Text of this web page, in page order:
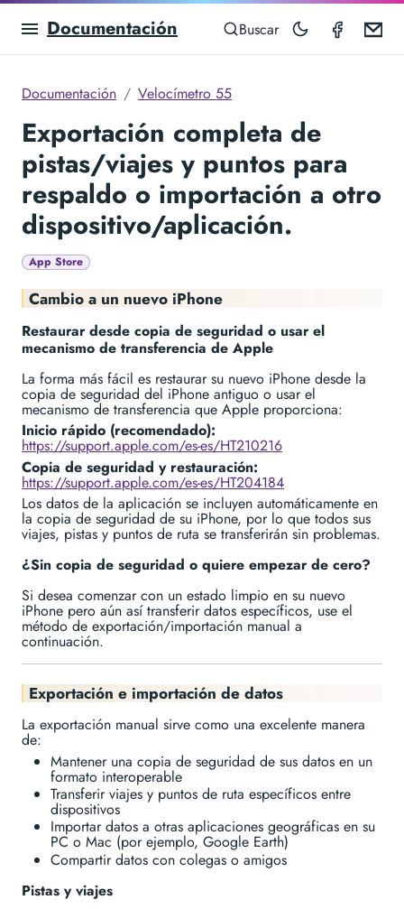
Documentación Buscar
Documentación Velocímetro 55
Exportación completa de
pistas/viajes y puntos para
respaldo o importación a otro
dispositivo/aplicación.
App Store
Cambio a un nuevo iPhone
Restaurar desde copia de seguridad o usar el
mecanismo de transferencia de Apple
La forma más fácil es restaurar su nuevo iPhone desde la
copia de seguridad del iPhone antiguo o usar el
mecanismo de transferencia que Apple proporciona:
Inicio rápido (recomendado):
https://support.apple.com/es-es/HT210216
Copia de seguridad y restauración:
https://support.apple.com/es-es/HT204184
Los datos de la aplicación se incluyen automáticamente en
la copia de seguridad de su iPhone, por lo que todos sus
viajes, pistas y puntos de ruta se transferirán sin problemas.
¿Sin copia de seguridad o quiere empezar de cero?
Si desea comenzar con un estado limpio en su nuevo
iPhone pero aún así transferir datos específicos, use el
método de exportación/importación manual a
continuación.
Exportación e importación de datos
La exportación manual sirve como una excelente manera
de:
Mantener una copia de seguridad de sus datos en un
formato interoperable
Transferir viajes y puntos de ruta específicos entre
dispositivos
Importar datos a otras aplicaciones geográficas en su
PC o Mac (por ejemplo, Google Earth)
Compartir datos con colegas o amigos
Pistas y viajes